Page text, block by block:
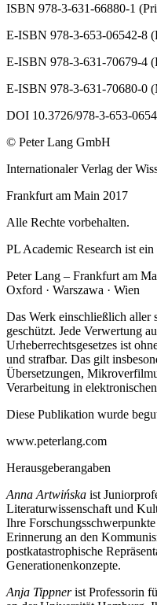
ISBN 978-3-631-66880-1
E-ISBN 978-3-653-06542-8
E-ISBN 978-3-631-70679-4
E-ISBN 978-3-631-70680-0
DOI 10.3726/978-3-653-
© Peter Lang GmbH
Internationaler Verlag der
Frankfurt am Main 2017
Alle Rechte vorbehalten.
PL Academic Research ist
Peter Lang – Frankfurt am
Oxford · Warszawa · Wien
Das Werk einschließlich aller
geschützt. Jede Verwertung
Urheberrechtsgesetzes ist
und strafbar. Das gilt
Übersetzungen,
Verarbeitung in
Diese Publikation wurde
www.peterlang.com
Herausgeberangaben
Anna Artwińska ist
Literaturwissenschaft und
Ihre
Erinnerung an den
postkatastrophische
Generationenkonzepte.
Anja Tippnerist Professorin